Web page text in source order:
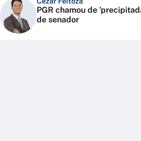
PGR chamou de
de senador